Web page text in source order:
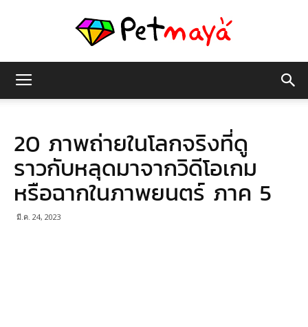
มายา
20 ภาพถ่ายในโลกจริงที่ดู
ราวกับหลุดมาจากวิดีโอเกม
หรือฉากในภาพยนตร์ ภาค 5
มี.ค. 24, 2023